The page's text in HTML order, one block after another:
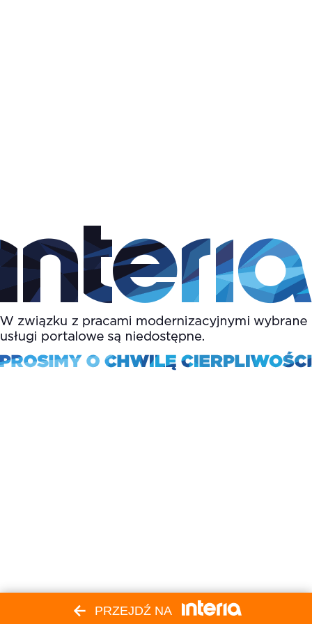
PRZEJDŹ NA